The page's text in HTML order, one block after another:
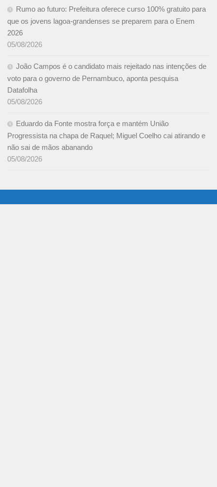
Rumo ao futuro: Prefeitura oferece curso 100% gratuito para
que os jovens lagoa-grandenses se preparem para o Enem
2026
05/08/2026
João Campos é o candidato mais rejeitado nas intenções de
voto para o governo de Pernambuco, aponta pesquisa
Datafolha
05/08/2026
Eduardo da Fonte mostra força e mantém União
Progressista na chapa de Raquel; Miguel Coelho cai atirando e
não sai de mãos abanando
05/08/2026